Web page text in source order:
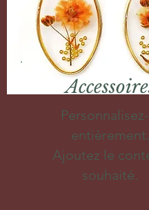
entièrement.
Ajoutez le
souhaité.